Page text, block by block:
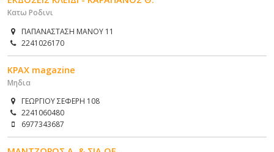
Κατω Ροδινι
ΠΑΠΑΝΑΣΤΑΣΗ ΜΑΝΟΥ 11
2241026170
ΚΡΑΧ magazine
Μηδια
ΓΕΩΡΓΙΟΥ ΣΕΦΕΡΗ 108
2241060480
6977343687